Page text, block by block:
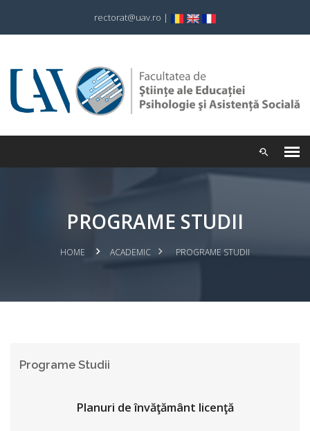
rectorat@uav.ro |
PROGRAME STUDII
HOME ACADEMIC PROGRAME STUDII
Programe Studii
Planuri de învăţământ licenţă